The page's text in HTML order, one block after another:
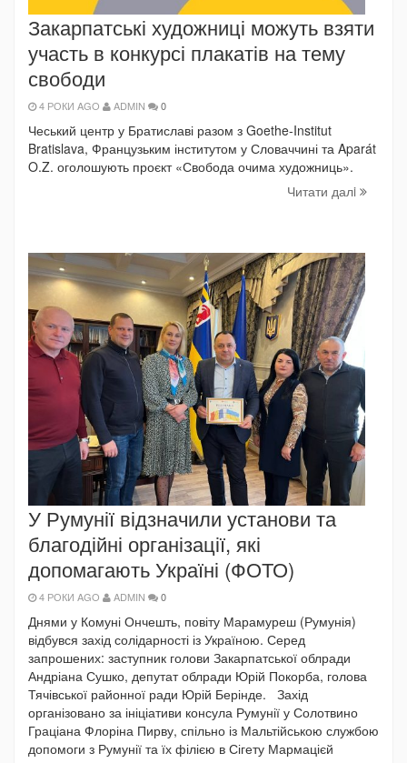
Закарпатські художниці можуть взяти
участь в конкурсі плакатів на тему
свободи
4 РОКИ AGO ADMIN 0
Чеський центр у Братиславі разом з Goethe-Institut
Bratislava, Французьким інститутом у Словаччині та Aparát
O.Z. оголошують проєкт «Свобода очима художниць».
Читати далi
У Румунії відзначили установи та
благодійні організації, які
допомагають Україні (ФОТО)
4 РОКИ AGO ADMIN 0
Днями у Комуні Ончешть, повіту Марамуреш (Румунія)
відбувся захід солідарності із Україною. Серед
запрошених: заступник голови Закарпатської облради
Андріана Сушко, депутат облради Юрій Покорба, голова
Тячівської районної ради Юрій Берінде. Захід
організовано за ініціативи консула Румунії у Солотвино
Граціана Флоріна Пирву, спільно із Мальтійською службою
допомоги з Румунії та їх філією в Сігету Мармацієй